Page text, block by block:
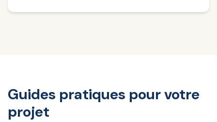
Guides pratiques pour votre
projet